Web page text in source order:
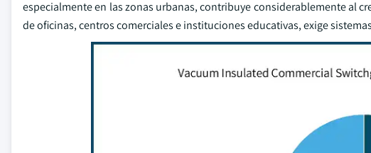
especialmente en las zonas urbanas, contribuye considerablemente al
de oficinas, centros comerciales e instituciones educativas, exige